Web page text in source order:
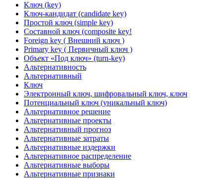
Ключ (key)
Ключ-кандидат (candidate key)
Простой ключ (simple key)
Составной ключ (composite key!
Foreign key ( Внешний ключ )
Primary key ( Первичный ключ )
Объект «Под ключ» (turn-key)
Альтернативность
Альтернативный
Ключ
Электронный ключ, шифровальный ключ, ключ
Потенциальный ключ (уникальный ключ)
Альтернативное решение
Альтернативные проекты
Альтернативный прогноз
Альтернативные затраты
Альтернативные издержки
Альтернативное распределение
Альтернативные выборы
Альтернативные признаки